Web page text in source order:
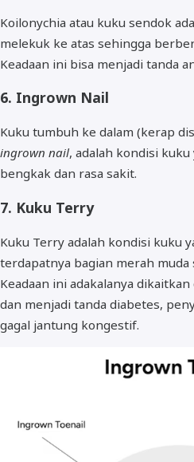
Koilonychia atau kuku sendok
melekuk ke atas sehingga
Keadaan ini bisa menjadi tanda
6. Ingrown Nail
Kuku tumbuh ke dalam (kerap
ingrown nail, adalah kondisi
bengkak dan rasa sakit.
7. Kuku Terry
Kuku Terry adalah kondisi kuku
terdapatnya bagian merah muda
Keadaan ini adakalanya
dan menjadi tanda diabetes,
gagal jantung kongestif.